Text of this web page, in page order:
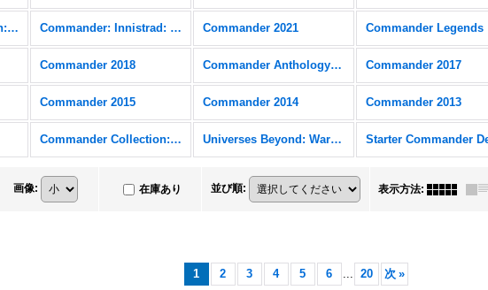
Commander Collection: Black Commander: Innistrad: Crimson Vow Commander 2021 Commander Legends
Commander 2018 Commander Anthology Volume II Commander 2017
Commander 2015 Commander 2014 Commander 2013
Commander Collection: Green Universes Beyond: Warhammer 40,000 (40K) FOIL
画像: 在庫あり 並び順: 表示方法:
1 2 3 4 5 6 ... 20 次 »